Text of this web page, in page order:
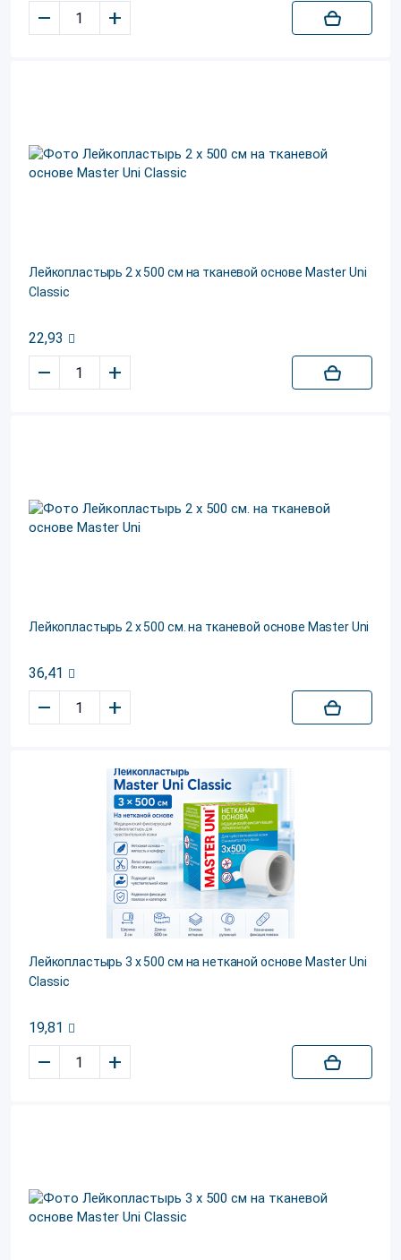
– +
Лейкопластырь 2 х 500 см на тканевой основе Master Uni
Classic
22,93
– +
Лейкопластырь 2 х 500 см. на тканевой основе Master Uni
36,41
– +
Лейкопластырь 3 х 500 см на нетканой основе Master Uni
Classic
19,81
– +